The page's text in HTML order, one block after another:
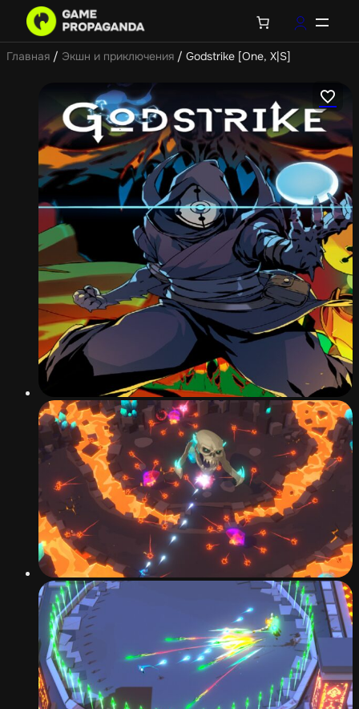
Главная / Экшн и приключения / Godstrike [One, X|S]